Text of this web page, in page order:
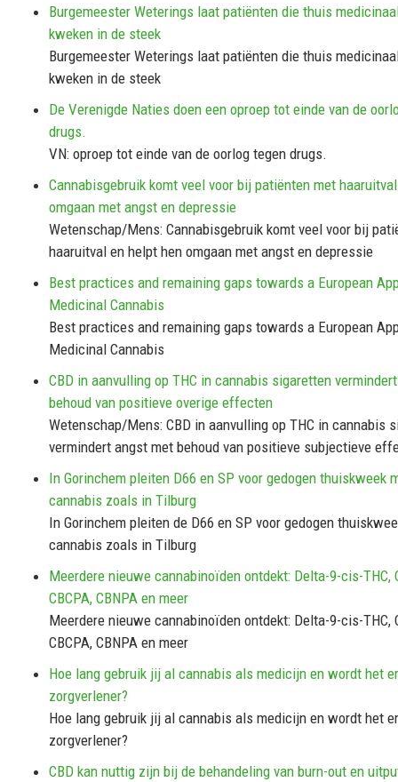
Burgemeester Weterings laat patiënten die thuis
kweken in de steek
Burgemeester Weterings laat patiënten die thuis
kweken in de steek
De Verenigde Naties doen een oproep tot einde van de
drugs.
VN: oproep tot einde van de oorlog tegen drugs.
Cannabisgebruik komt veel voor bij patiënten met
omgaan met angst en depressie
Wetenschap/Mens: Cannabisgebruik komt veel voor bij
haaruitval en helpt hen omgaan met angst en depressie
Best practices and remaining gaps towards a European
Medicinal Cannabis
Best practices and remaining gaps towards a European
Medicinal Cannabis
CBD in aanvulling op THC in cannabis sigaretten
behoud van positieve overige effecten
Wetenschap/Mens: CBD in aanvulling op THC in cannabis
vermindert angst met behoud van positieve subjectieve
In Gorinchem pleiten D66 en SP voor gedogen thuiskweek
cannabis zoals in Tilburg
In Gorinchem pleiten de D66 en SP voor gedogen
cannabis zoals in Tilburg
Meerdere nieuwe cannabinoïden ontdekt: Delta-9-cis-THC,
CBCPA, CBNPA en meer
Meerdere nieuwe cannabinoïden ontdekt: Delta-9-cis-THC,
CBCPA, CBNPA en meer
Hoe lang gebruik jij al cannabis als medicijn en wordt het
zorgverlener?
Hoe lang gebruik jij al cannabis als medicijn en wordt het
zorgverlener?
CBD kan nuttig zijn bij de behandeling van burn-out en